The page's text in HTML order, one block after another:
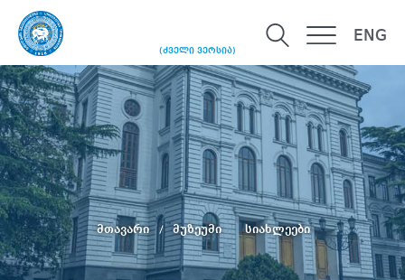
(ძველი ვერსია)
ENG
მთავარი მუზეუმი სიახლეები